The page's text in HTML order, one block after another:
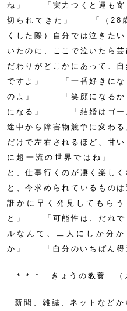
ね」 「実力つくと運も
切られてきた」 「（28歳
くした際）自分では泣きた
いたのに、ここで泣いたら
だわりがどこかにあって、
ですよ」 「一番好きにな
のよ」 「笑顔になるから
になる」 「結婚はゴール
途中から障害物競争に変
だけで左右されるほど、甘
に超一流の世界ではね」
と、仕事行くのが凄く楽
と、今求められているも
誰かに早く発見してもら
と」 「可能性は、だれ
ルなんて、二人にしか分
か」 「自分のいちばん得
＊＊＊ きょうの教養 （
新聞、雑誌、ネットなど